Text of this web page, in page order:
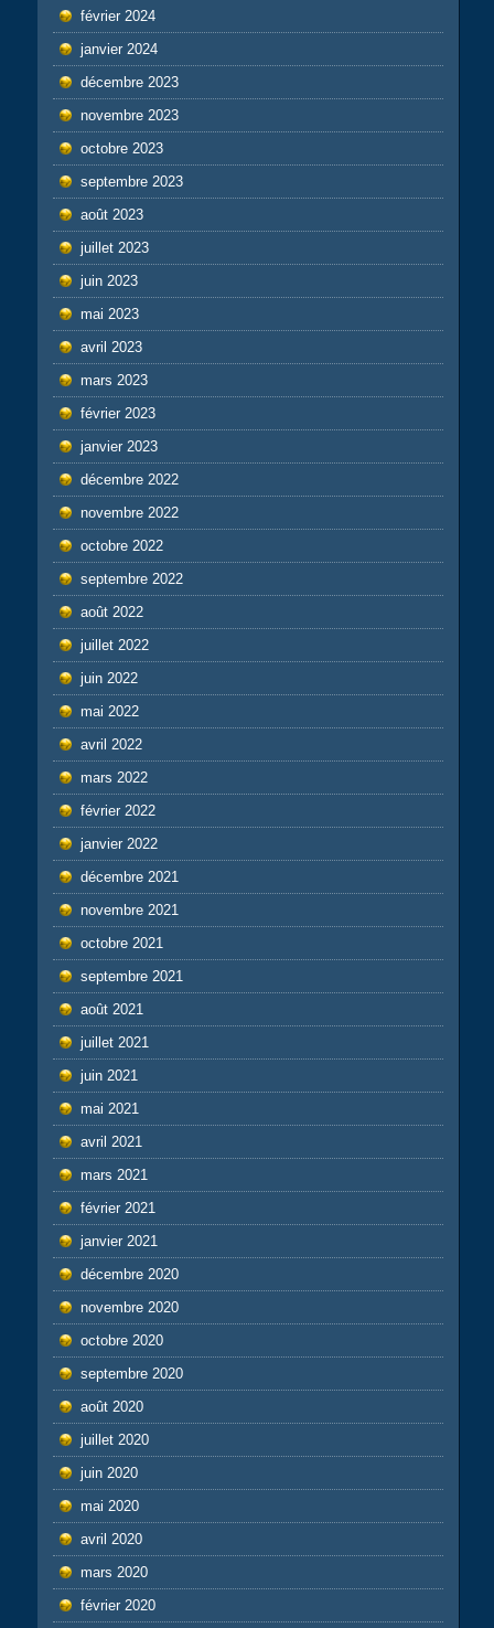
février 2024
janvier 2024
décembre 2023
novembre 2023
octobre 2023
septembre 2023
août 2023
juillet 2023
juin 2023
mai 2023
avril 2023
mars 2023
février 2023
janvier 2023
décembre 2022
novembre 2022
octobre 2022
septembre 2022
août 2022
juillet 2022
juin 2022
mai 2022
avril 2022
mars 2022
février 2022
janvier 2022
décembre 2021
novembre 2021
octobre 2021
septembre 2021
août 2021
juillet 2021
juin 2021
mai 2021
avril 2021
mars 2021
février 2021
janvier 2021
décembre 2020
novembre 2020
octobre 2020
septembre 2020
août 2020
juillet 2020
juin 2020
mai 2020
avril 2020
mars 2020
février 2020